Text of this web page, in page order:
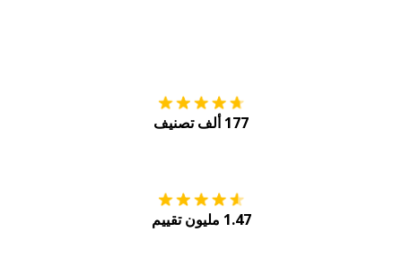
177 ألف تصنيف
1.47 مليون تقييم